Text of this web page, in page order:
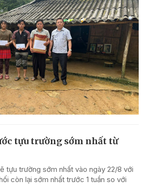
tựu trường sớm nhất từ
tựu trường sớm nhất vào ngày 22/8 với
còn lại sớm nhất trước 1 tuần so với